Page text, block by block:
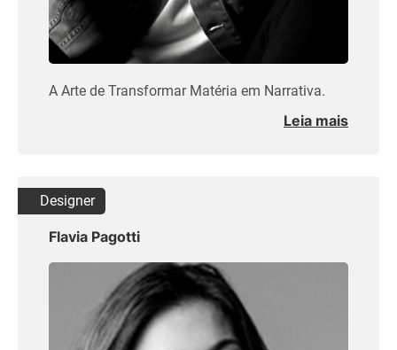
A Arte de Transformar Matéria em Narrativa.
Leia mais
Designer
Flavia Pagotti